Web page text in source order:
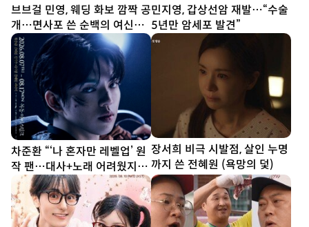
브브걸 민영, 웨딩 화보 깜짝 공
개…면사포 쓴 순백의 여신
[DA★]
민지영, 갑상선암 재발…“수술
5년만 암세포 발견”
차준환 “‘나 혼자만 레벨업’ 원
작 팬…대사+노래 어려웠지만
연습 多”
장서희 비극 시발점, 살인 누명
까지 쓴 전혜원 (욕망의 덫)